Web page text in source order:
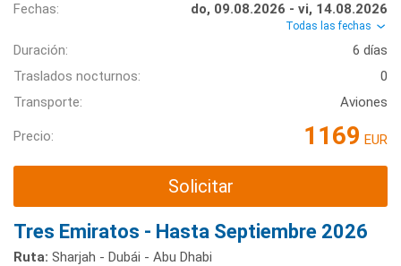
Fechas:
do, 09.08.2026 - vi, 14.08.2026
Todas las fechas
Duración:
6 días
Traslados nocturnos:
0
Transporte:
Aviones
Precio: 1169 EUR
Solicitar
Tres Emiratos - Hasta Septiembre 2026
Ruta: Sharjah - Dubái - Abu Dhabi